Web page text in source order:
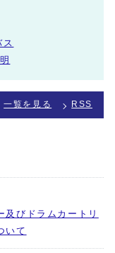
一覧を見る RSS
及びドラムカートリ
いて